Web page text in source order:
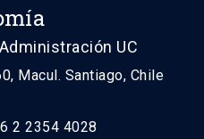
UC
Macul. Santiago, Chile
2 2354 4028